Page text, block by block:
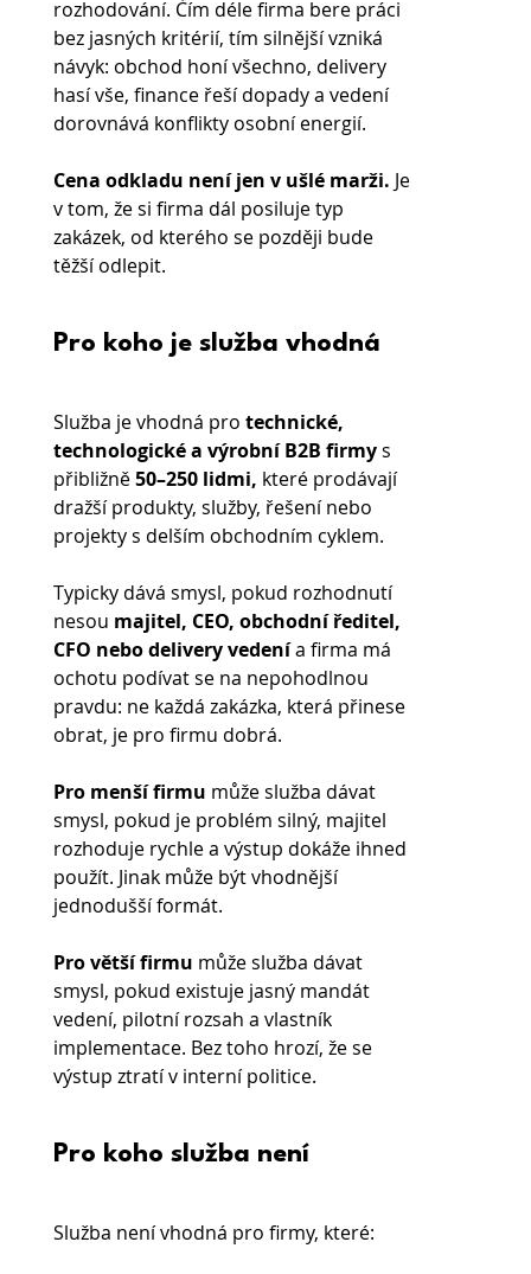
rozhodování. Čím déle firma bere práci
bez jasných kritérií, tím silnější vzniká
návyk: obchod honí všechno, delivery
hasí vše, finance řeší dopady a vedení
dorovnává konflikty osobní energií.
Cena odkladu není jen v ušlé marži. Je
v tom, že si firma dál posiluje typ
zakázek, od kterého se později bude
těžší odlepit.
Pro koho je služba vhodná
Služba je vhodná pro technické,
technologické a výrobní B2B firmy s
přibližně 50–250 lidmi, které prodávají
dražší produkty, služby, řešení nebo
projekty s delším obchodním cyklem.
Typicky dává smysl, pokud rozhodnutí
nesou majitel, CEO, obchodní ředitel,
CFO nebo delivery vedení a firma má
ochotu podívat se na nepohodlnou
pravdu: ne každá zakázka, která přinese
obrat, je pro firmu dobrá.
Pro menší firmu může služba dávat
smysl, pokud je problém silný, majitel
rozhoduje rychle a výstup dokáže ihned
použít. Jinak může být vhodnější
jednodušší formát.
Pro větší firmu může služba dávat
smysl, pokud existuje jasný mandát
vedení, pilotní rozsah a vlastník
implementace. Bez toho hrozí, že se
výstup ztratí v interní politice.
Pro koho služba není
Služba není vhodná pro firmy, které: